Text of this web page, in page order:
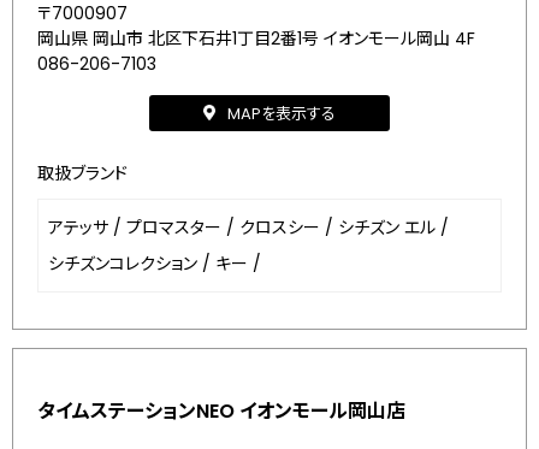
〒7000907
岡山県 岡山市 北区下石井1丁目2番1号 イオンモール岡山 4F
086-206-7103
MAPを表示する
取扱ブランド
アテッサ / プロマスター / クロスシー / シチズン エル /
シチズンコレクション / キー /
タイムステーションNEO イオンモール岡山店